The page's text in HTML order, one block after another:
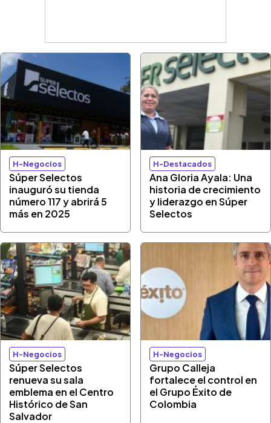
H-Negocios
Súper Selectos
inauguró su tienda
número 117 y abrirá 5
más en 2025
H-Destacados
Ana Gloria Ayala: Una
historia de crecimiento
y liderazgo en Súper
Selectos
H-Negocios
Súper Selectos
renueva su sala
emblema en el Centro
Histórico de San
Salvador
H-Negocios
Grupo Calleja
fortalece el control en
el Grupo Éxito de
Colombia